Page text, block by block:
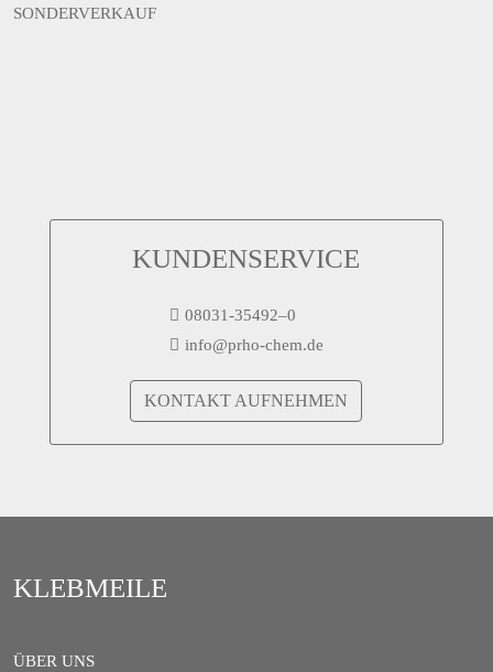
SONDERVERKAUF
KUNDENSERVICE
08031-35492–0
info@prho-chem.de
KONTAKT AUFNEHMEN
KLEBMEILE
ÜBER UNS